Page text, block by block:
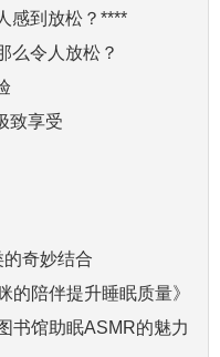
感到放松？****
么令人放松？
致享受
的奇妙结合
的陪伴提升睡眠质量》
馆助眠ASMR的魅力